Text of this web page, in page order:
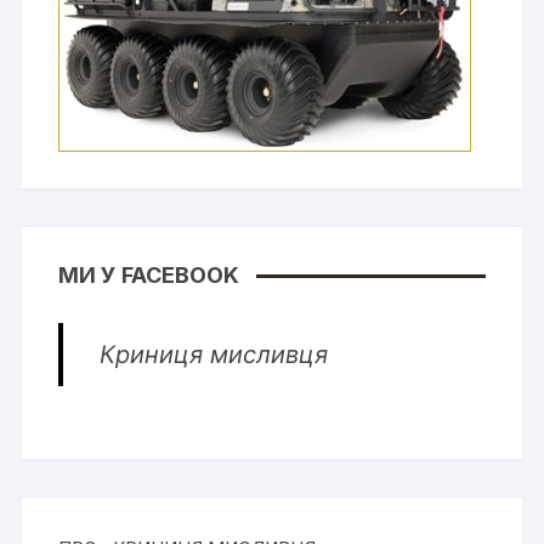
МИ У FACEBOOK
Криниця мисливця